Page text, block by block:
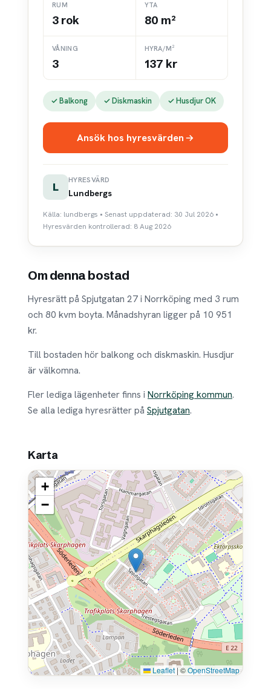
RUM
3 rok
YTA
80 m²
VÅNING
3
HYRA/M²
137 kr
✓ Balkong ✓ Diskmaskin ✓ Husdjur OK
Ansök hos hyresvärden
L
HYRESVÄRD
Lundbergs
Källa: lundbergs • Senast uppdaterad: 30 Jul 2026 •
Hyresvärden kontrollerad: 8 Aug 2026
Om denna bostad
Hyresrätt på Spjutgatan 27 i Norrköping med 3 rum
och 80 kvm boyta. Månadshyran ligger på 10 951
kr.
Till bostaden hör balkong och diskmaskin. Husdjur
är välkomna.
Fler lediga lägenheter finns i Norrköping kommun.
Se alla lediga hyresrätter på Spjutgatan.
Karta
+
−
Leaflet | ©OpenStreetMap